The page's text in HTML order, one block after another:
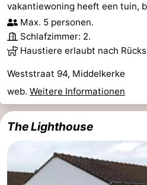
vakantiewoning heeft een tuin,
Max. 5 personen.
Schlafzimmer: 2.
Haustiere erlaubt nach
Weststraat 94, Middelkerke
web. Weitere Informationen
The Lighthouse